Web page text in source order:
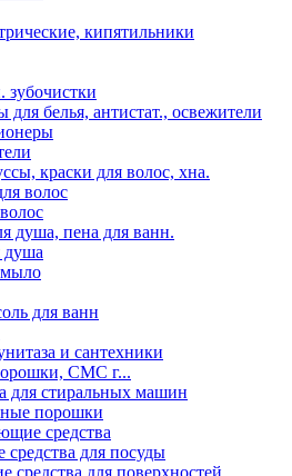
кипятильники
зубочистки
белья, антистат., освежители
краски для волос, хна.
волос
душа, пена для ванн.
душа
для ванн
и сантехники
СМС г...
для стиральных машин
порошки
средства
для посуды
средства для поверхностей